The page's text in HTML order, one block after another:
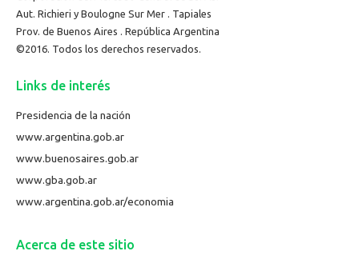
Aut. Richieri y Boulogne Sur Mer . Tapiales
Prov. de Buenos Aires . República Argentina
©2016. Todos los derechos reservados.
Links de interés
Presidencia de la nación
www.argentina.gob.ar
www.buenosaires.gob.ar
www.gba.gob.ar
www.argentina.gob.ar/economia
Acerca de este sitio